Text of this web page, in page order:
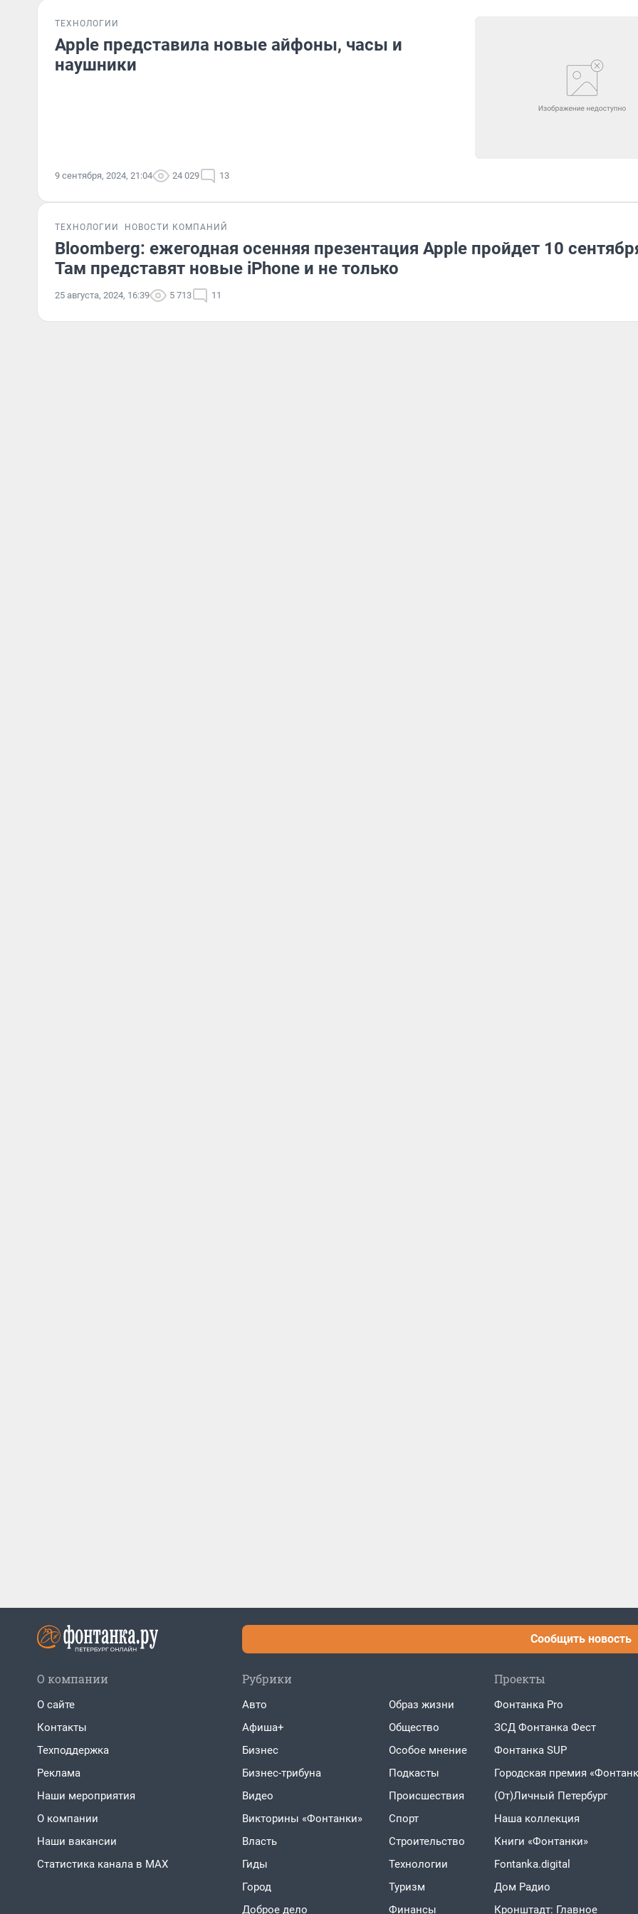
ТЕХНОЛОГИИ
Apple представила новые айфоны, часы и
наушники
9 сентября, 2024, 21:04 24 029 13
ТЕХНОЛОГИИ НОВОСТИ КОМПАНИЙ
Bloomberg: ежегодная осенняя презентация Apple пройдет 10
Там представят новые iPhone и не только
25 августа, 2024, 16:39 5 713 11
Сообщить новость
О компании
О сайте
Контакты
Техподдержка
Реклама
Наши мероприятия
О компании
Наши вакансии
Статистика канала в MAX
Рубрики
Авто
Афиша+
Бизнес
Бизнес-трибуна
Видео
Викторины «Фонтанки»
Власть
Гиды
Город
Доброе дело
Образ жизни
Общество
Особое мнение
Подкасты
Проиcшествия
Спорт
Строительство
Технологии
Туризм
Финансы
Проекты
Фонтанка Pro
ЗСД Фонтанка Фест
Фонтанка SUP
Городская премия
(От)Личный Петербург
Наша коллекция
Книги «Фонтанки»
Fontanka.digital
Дом Радио
Кронштадт: Главное